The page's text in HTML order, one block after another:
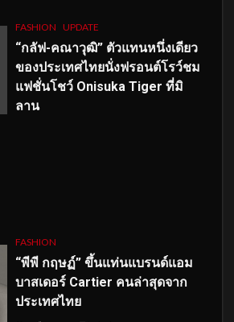
FASHION UPDATE
“กลัฟ-คณาวุฒิ” ตัวแทนหนึ่งเดียว
ของประเทศไทยนั่งฟรอนต์โรว์ชม
แฟชั่นโชว์ Onisuka Tiger ที่มิ
ลาน
FASHION
“พีพี กฤษฏ์” ขึ้นแท่นแบรนด์แอม
บาสเดอร์ Cartier คนล่าสุดจาก
ประเทศไทย